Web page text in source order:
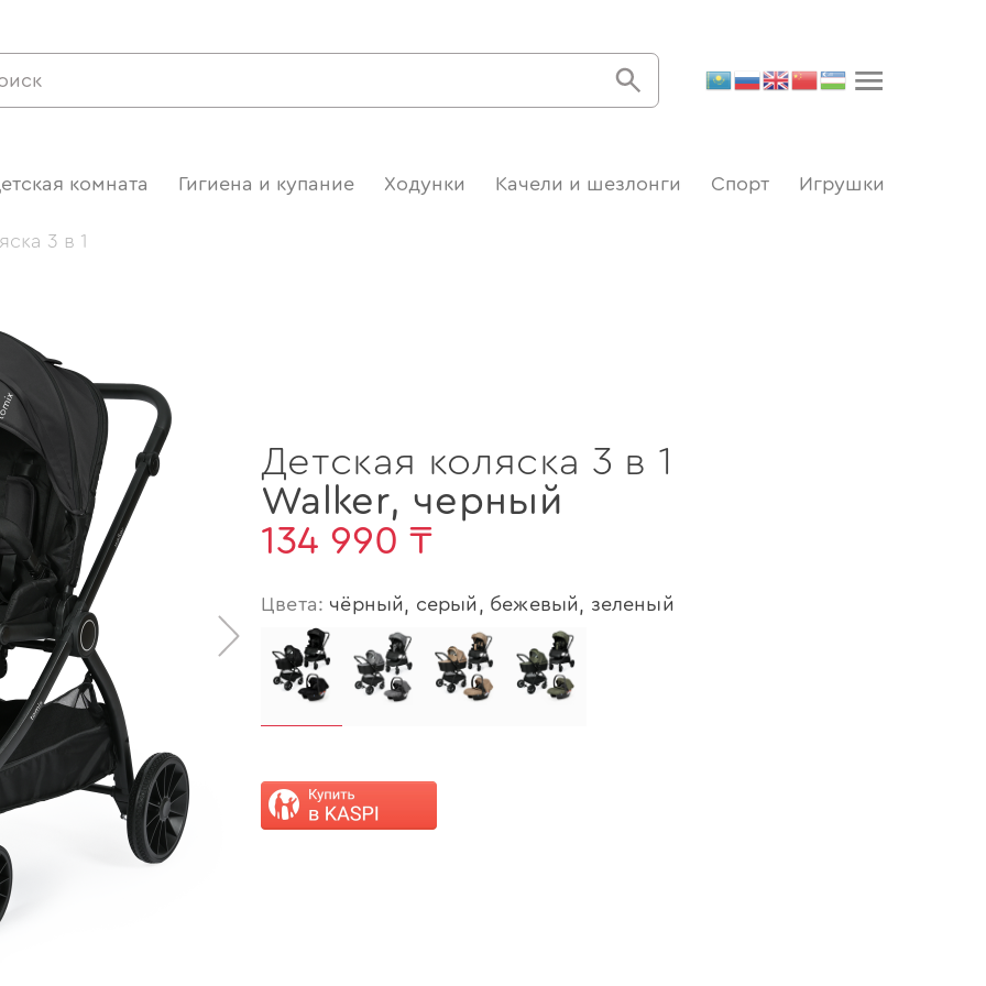
комната Гигиена и купание Ходунки Качели и шезлонги Спорт Игрушки
3 в 1
Детская коляска 3 в 1
Walker, черный
134 990 ₸
Цвета: чёрный, серый, бежевый, зеленый